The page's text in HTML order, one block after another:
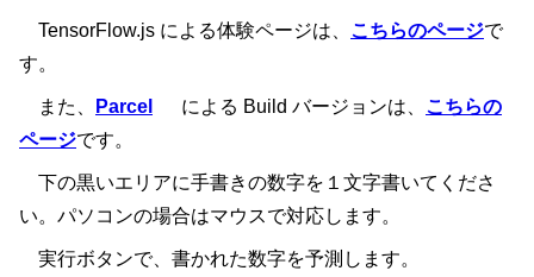
TensorFlow.js による体験ページは、 こちらのページで
す。
また、 Parcel による Build バージョンは、 こちらの
ページです。
下の黒いエリアに手書きの数字を１文字書いてくださ
い。パソコンの場合はマウスで対応します。
実行ボタンで、書かれた数字を予測します。